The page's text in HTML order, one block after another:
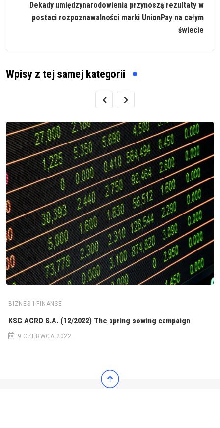
Dekady umiędzynarodowienia przynoszą rezultaty w
postaci rozpoznawalności marki UnionPay na całym
świecie
Wpisy z tej samej kategorii
BIZNES I FINANSE
KSG AGRO S.A. (12/2022) The spring sowing campaign
9 CZERWCA 2022